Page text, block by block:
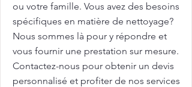
ou votre famille. Vous avez des besoins
spécifiques en matière de nettoyage?
Nous sommes là pour y répondre et
vous fournir une prestation sur mesure.
Contactez-nous pour obtenir un devis
personnalisé et profiter de nos services